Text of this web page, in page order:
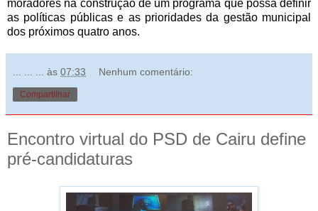
moradores na construção de um programa que possa definir
as políticas públicas e as prioridades da gestão municipal
dos próximos quatro anos.
... ... ... às 07:33 Nenhum comentário:
Compartilhar
Encontro virtual do PSD de Cairu define
pré-candidaturas